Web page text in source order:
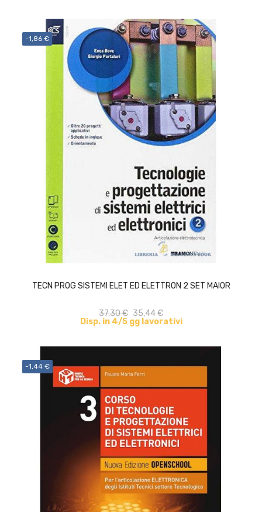
-1,86 €
TECN PROG SISTEMI ELET ED ELETTRON 2 SET MAIOR
37,30 € 35,44 €
Disp. in 4/5 gg lavorativi
-1,44 €